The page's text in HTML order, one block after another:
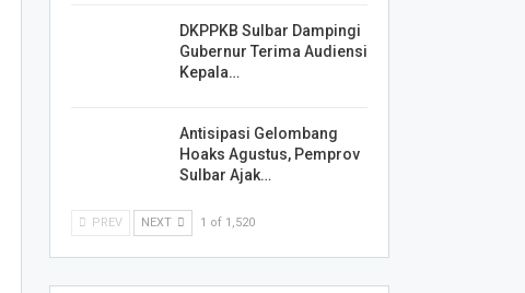
DKPPKB Sulbar Dampingi
Gubernur Terima Audiensi
Kepala…
Antisipasi Gelombang
Hoaks Agustus, Pemprov
Sulbar Ajak…
PREV NEXT 1 of 1,520